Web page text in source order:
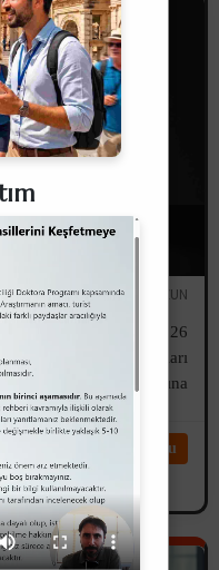
Meslek Kanunu
✏️Serdar UZUN
03/303 sayılı ve "6326
Değişiklik Çalışmaları
TUREB'in yazısına
Devamını Oku